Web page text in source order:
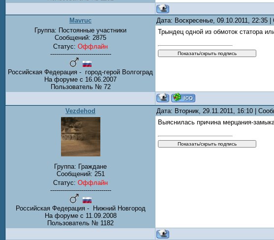
Mavruc Дата: Воскресенье, 09.10.2011,
Группа: Постоянные участники
Сообщений: 2875
Статус: Оффлайн
-------------------------------
Российская Федерация - город-герой Волгоград
На форуме с 16.06.2007
Пользователь № 72
Трындец одной из обмоток статора
Vezdehod Дата: Вторник, 29.11.2011, 16:10 |
Группа: Граждане
Сообщений: 251
Статус: Оффлайн
-------------------------------
Российская Федерация - Нижний Новгород
На форуме с 11.09.2008
Пользователь № 1182
Выяснилась причина мерцания-